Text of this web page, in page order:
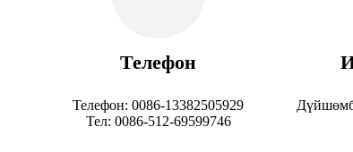
Телефон
Телефон: 0086-13382505929
Тел: 0086-512-69599746